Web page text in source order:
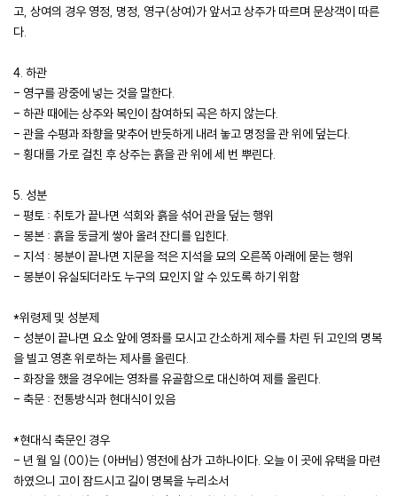
고, 상여의 경우 영정, 명정, 영구(상여)가 앞서고 상주가 따르며 문상객이 따른
다.
4. 하관
- 영구를 광중에 넣는 것을 말한다.
- 하관 때에는 상주와 복인이 참여하되 곡은 하지 않는다.
- 관을 수평과 좌향을 맞추어 반듯하게 내려 놓고 명정을 관 위에 덮는다.
- 횡대를 가로 걸친 후 상주는 흙을 관 위에 세 번 뿌린다.
5. 성분
- 평토 : 취토가 끝나면 석회와 흙을 섞어 관을 덮는 행위
- 봉본 : 흙을 둥글게 쌓아 올려 잔디를 입힌다.
- 지석 : 봉분이 끝나면 지문을 적은 지석을 묘의 오른쪽 아래에 묻는 행위
- 봉분이 유실되더라도 누구의 묘인지 알 수 있도록 하기 위함
*위령제 및 성분제
- 성분이 끝나면 요소 앞에 영좌를 모시고 간소하게 제수를 차린 뒤 고인의 명복
을 빌고 영혼 위로하는 제사를 올린다.
- 화장을 했을 경우에는 영좌를 유골함으로 대신하여 제를 올린다.
- 축문 : 전통방식과 현대식이 있음
*현대식 축문인 경우
- 년 월 일 (00)는 (아버님) 영전에 삼가 고하나이다. 오늘 이 곳에 유택을 마련
하였으니 고이 잠드시고 길이 명복을 누리소서